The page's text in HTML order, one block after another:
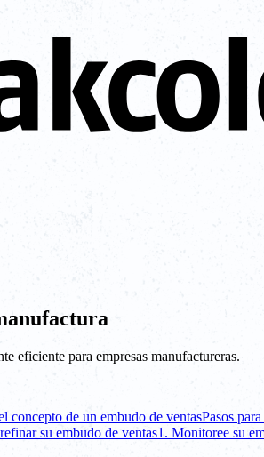
eficiente para empresas manufactureras.
concepto de un embudo de ventasPasos
su embudo de ventas1. Monitoree su